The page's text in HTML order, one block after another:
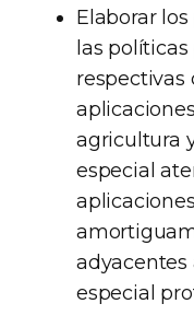
Elaborar
las
respectivas
agricultura
especial
adyacentes
especial